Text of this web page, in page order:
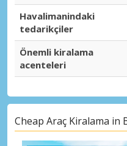
Havalimanindaki
tedarikçiler
Önemli kiralama
acenteleri
Cheap Araç Kiralama in